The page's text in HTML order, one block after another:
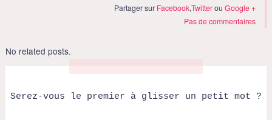
Partager sur Facebook,TwitterouGoogle +
Pas de commentaires
No related posts.
Serez-vous le premier à glisser un petit mot ?